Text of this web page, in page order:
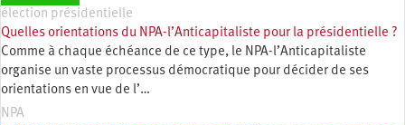
élection présidentielle
Quelles orientations du NPA-l’Anticapitaliste pour la présidentielle ?
Comme à chaque échéance de ce type, le NPA-l’Anticapitaliste
organise un vaste processus démocratique pour décider de ses
orientations en vue de l’…
NPA